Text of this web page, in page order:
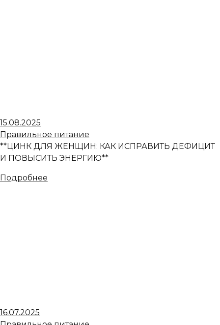
15.08.2025
Правильное питание
**ЦИНК ДЛЯ ЖЕНЩИН: КАК ИСПРАВИТЬ ДЕФИЦИТ
И ПОВЫСИТЬ ЭНЕРГИЮ**
Подробнее
16.07.2025